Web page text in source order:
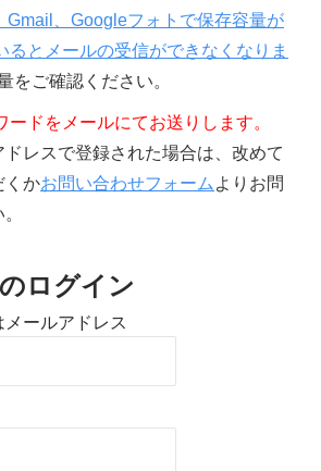
Gmail、Googleフォトで保存容量が
るとメールの受信ができなくなりま
をご確認ください。
ードをメールにてお送りします。
ドレスで登録された場合は、改めて
くかお問い合わせフォーム よりお問
ログイン
ールアドレス